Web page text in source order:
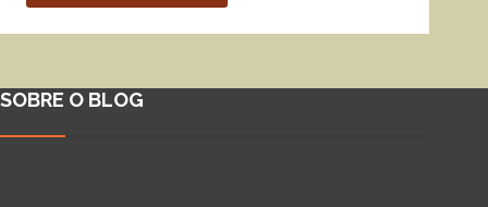
SOBRE O BLOG